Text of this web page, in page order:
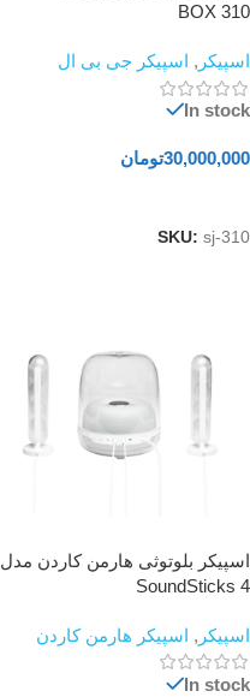
BOX 310
اسپیکر , اسپیکر جی بی ال
In stock
30,000,000تومان
SKU: sj-310
اسپیکر بلوتوثی هارمن کاردن مدل
SoundSticks 4
اسپیکر , اسپیکر هارمن کاردن
In stock